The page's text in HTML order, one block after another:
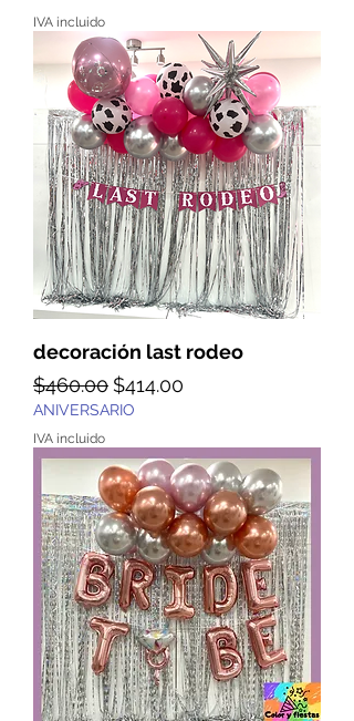
IVA incluido
decoración last rodeo
Precio
$460.00Precio de oferta
$414.00
ANIVERSARIO
IVA incluido